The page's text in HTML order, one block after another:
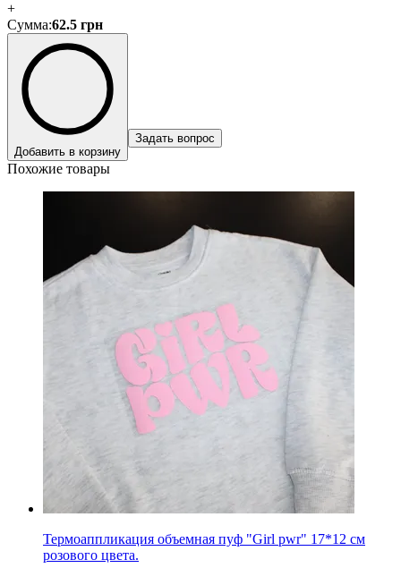
+
Сумма:62.5 грн
Добавить в корзину
Задать вопрос
Похожие товары
Термоаппликация объемная пуф "Girl pwr" 17*12 см
розового цвета.